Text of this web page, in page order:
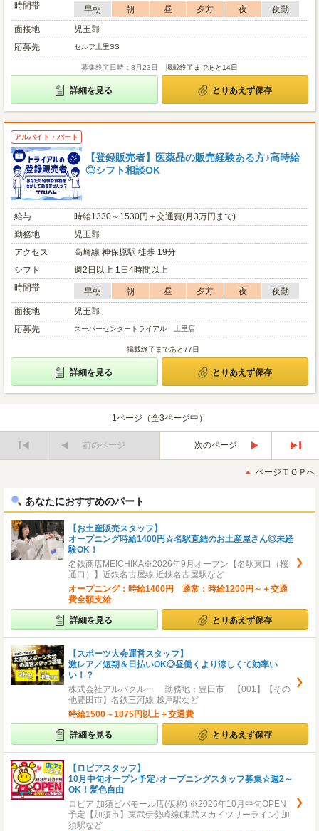
時間帯
早朝 朝 昼 夕方 夜
夜勤
面接地
児玉郡
応募先
セルフ上里SS
募集終了日時：8月23日 掲載終了まであと14日
詳細を見る とりあえず保存
アルバイト・パート
【登録販売者】医薬品の販売経験ある方♪高時給
◎シフト相談OK
給与
時給1330～1530円＋交通費(月3万円まで)
勤務地
児玉郡
アクセス
高崎線 神保原駅 徒歩 19分
シフト
週2日以上 1日4時間以上
時間帯
早朝 朝 昼 夕方 夜
夜勤
面接地
児玉郡
応募先
スーパーセンタートライアル 上里店
掲載終了まであと77日
詳細を見る とりあえず保存
1ページ（全3ページ中）
前のページ
次のページ
後
ページＴＯＰへ
あなたにおすすめのパート
【お土産販売スタッフ】
オープニング時給1400円☆名駅直結のお土産屋さん◎未経
験OK！
名鉄商店MEICHIKA※2026年9月オープン【名駅東口（桜
通口）】近鉄名古屋線 近鉄名古屋駅など
オープニング：時給1400円 通常：時給1200円～＋交通
費全額支給
詳細を見る とりあえず保存
【スポーツ大会運営スタッフ】
激レア／短期＆日払いOK◎昼働くより涼しくて効率い
い！？
株式会社アルバクルー 勤務地：豊田市 【001】【その
他豊田市】名鉄三河線 越戸駅など
時給1500～1875円以上＋交通費
詳細を見る とりあえず保存
【ロピアスタッフ】
10月中旬オープン予定♪オープニングスタッフ募集☆週2～
OK！髪色自由
ロピア 加須ビバモール店(仮称) ※2026年10月中旬OPEN
予定【加須市】東武伊勢崎線(東武スカイツリーライン) 加
須駅など